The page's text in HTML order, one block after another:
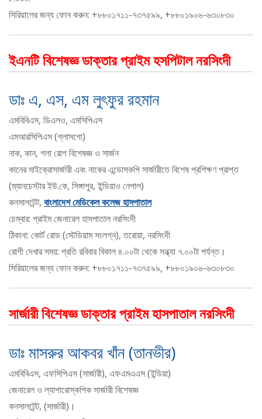
সিরিয়ালের জন্য ফোন করুন: +৮৮০১৭১১-৭৩৭৫৯৯, +৮৮০১৯০৬-৬৩০৮৩০
ইএনটি বিশেষজ্ঞ ডাক্তার প্রাইম হসপিটাল নরসিংদী
ডাঃ এ, এস, এম লুৎফুর রহমান
এমবিবিএস, ডিএলও, এমসিপিএস
এমআরসিপিএস (গ্লাসগো)
নাক, কান, গলা রোগ বিশেষজ্ঞ ও সার্জন
কানের মাইক্রোসার্জারী এবং নাকের এন্ডোসকপি সার্জারীতে বিশেষ প্রশিক্ষণ প্রাপ্ত
(ম্যানচেস্টার ইউ.কে, সিঙ্গাপুর, ইন্ডিয়াও নেপাল)
কনসালটেন্ট, বাংলাদেশ মেডিকেল কলেজ হাসপাতাল
চেম্বার: প্রাইম জেনারেল হাসপাতাল নরসিংদী
ঠিকানা: কোর্ট রোড (স্টেডিয়াম সংলগ্ন), তরোয়া, নরসিংদী
রোগী দেখার সময়: প্রতি রবিবার বিকাল ৪.০০টা থেকে সন্ধ্যা ৭.০০টা পর্যন্ত।
সিরিয়ালের জন্য ফোন করুন: +৮৮০১৭১১-৭৩৭৫৯৯, +৮৮০১৯০৬-৬৩০৮৩০
সার্জারী বিশেষজ্ঞ ডাক্তার প্রাইম হাসপাতাল নরসিংদী
ডাঃ মাসরুর আকবর খাঁন (তানভীর)
এমবিবিএস, এফসিপিএস (সার্জারী), এফএমএএস (ইন্ডিয়া)
জেনারেল ও ল্যাপারোস্কপিক সার্জারী বিশেষজ্ঞ
কনসালটেন্ট, (সার্জারী)।